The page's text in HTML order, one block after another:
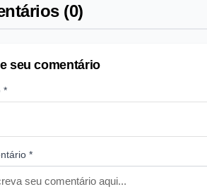
(0)
seu comentário
*
*